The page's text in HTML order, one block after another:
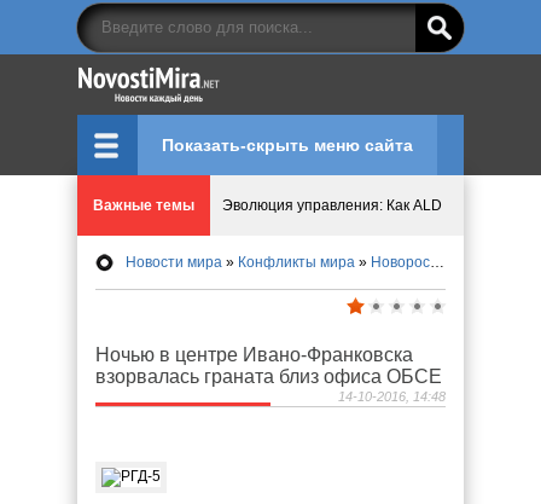
Показать-скрыть меню сайта
Важные темы Эволюция управления: Как ALD Pro меняет
Криптовалюту предложили признать
Мир ярких эмоций и виртуальных
Новости мира » Конфликты мира » Новороссия
Ночью в центре Ивано-Франковска
взорвалась граната близ офиса ОБСЕ
14-10-2016, 14:48